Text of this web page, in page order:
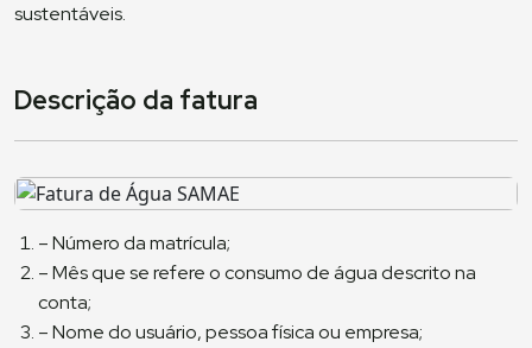
sustentáveis.
Descrição da fatura
– Número da matrícula;
– Mês que se refere o consumo de água descrito na
conta;
– Nome do usuário, pessoa física ou empresa;